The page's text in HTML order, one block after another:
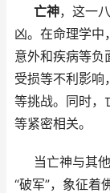
亡神，这一
凶。在命理学中
意外和疾病等负
受损等不利影响
等挑战。同时，
等紧密相关。
当亡神与其
“破军”，象征着